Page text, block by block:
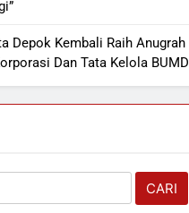
Depok Kembali Raih Anugrah
Dan Tata Kelola BUMD